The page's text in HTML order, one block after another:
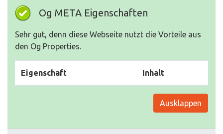
Og META Eigenschaften
Sehr gut, denn diese Webseite nutzt die Vorteile aus
den Og Properties.
Eigenschaft Inhalt
Ausklappen